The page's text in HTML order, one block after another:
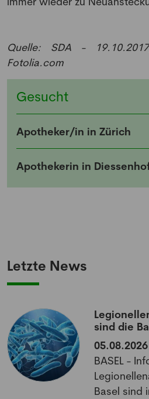
Quelle: SDA -
Fotolia.com
Gesucht
Apotheker/in in Zürich
Apothekerin in
Letzte News
sind die
05.08.2026
BASEL -
Basel sind
Melde dich kostenlos für
an und erhalte einmal pro
Stellenangebote und
Pharmazie und Medizin.